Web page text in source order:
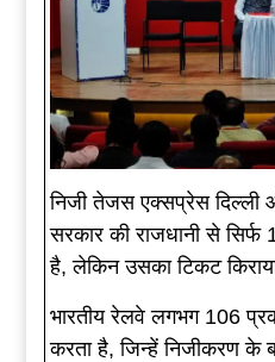
निजी तेजस एक्सप्रेस
सरकार की राजधानी से
है, लेकिन उसका टिकट
भारतीय रेलवे लगभग 106
करता है, जिन्हें निजीकरण के